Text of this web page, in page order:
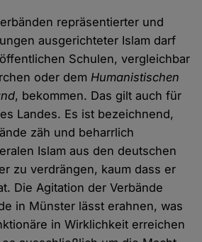
repräsentierter und
ausgerichteter Islam darf
Schulen, vergleichbar
oder demHumanistischen
, bekommen. Das gilt auch für
Landes. Es ist bezeichnend,
zäh und beharrlich
Islam aus den deutschen
zu verdrängen, kaum dass er
Die Agitation der Verbände
in Münster lässt erahnen, was
in Wirklichkeit erreichen